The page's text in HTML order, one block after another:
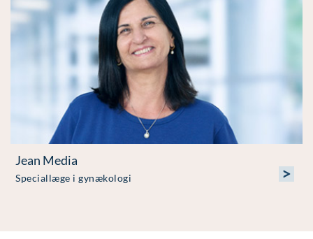
Jean Media
Speciallæge i gynækologi >